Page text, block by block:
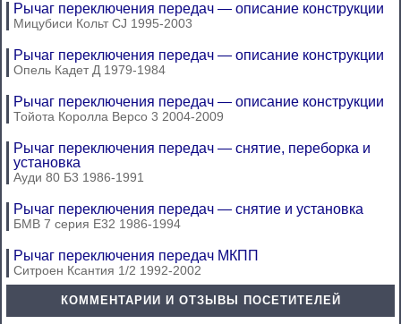
Рычаг переключения передач — описание конструкции
Мицубиси Кольт CJ 1995-2003
Рычаг переключения передач — описание конструкции
Опель Кадет Д 1979-1984
Рычаг переключения передач — описание конструкции
Тойота Королла Версо 3 2004-2009
Рычаг переключения передач — снятие, переборка и
установка
Ауди 80 Б3 1986-1991
Рычаг переключения передач — снятие и установка
БМВ 7 серия Е32 1986-1994
Рычаг переключения передач МКПП
Ситроен Ксантия 1/2 1992-2002
КОММЕНТАРИИ И ОТЗЫВЫ ПОСЕТИТЕЛЕЙ